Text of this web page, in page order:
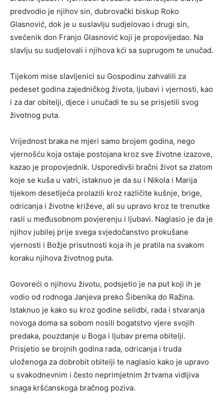
predvodio je njihov sin, dubrovački biskup Roko
Glasnović, dok je u suslavlju sudjelovao i drugi sin,
svećenik don Franjo Glasnović koji je propovijedao. Na
slavlju su sudjelovali i njihova kći sa suprugom te unučad.
Tijekom mise slavljenici su Gospodinu zahvalili za
pedeset godina zajedničkog života, ljubavi i vjernosti, kao
i za dar obitelji, djece i unučadi te su se prisjetili svog
životnog puta.
Vrijednost braka ne mjeri samo brojem godina, nego
vjernošću koja ostaje postojana kroz sve životne izazove,
kazao je propovjednik. Usporedivši bračni život sa zlatom
koje se kuša u vatri, istaknuo je da su i Nikola i Marija
tijekom desetljeća prolazili kroz različite kušnje, brige,
odricanja i životne križeve, ali su upravo kroz te trenutke
rasli u međusobnom povjerenju i ljubavi. Naglasio je da je
njihov jubilej prije svega svjedočanstvo prokušane
vjernosti i Božje prisutnosti koja ih je pratila na svakom
koraku njihova životnog puta.
Govoreći o njihovu životu, podsjetio je na put koji ih je
vodio od rodnoga Janjeva preko Šibenika do Ražina.
Istaknuo je kako su kroz godine selidbi, rada i stvaranja
novoga doma sa sobom nosili bogatstvo vjere svojih
predaka, pouzdanje u Boga i ljubav prema obitelji.
Prisjetio se brojnih godina rada, odricanja i truda
uloženoga za dobrobit obitelji te naglasio kako je upravo
u svakodnevnim i često neprimjetnim žrtvama vidljiva
snaga kršćanskoga bračnog poziva.